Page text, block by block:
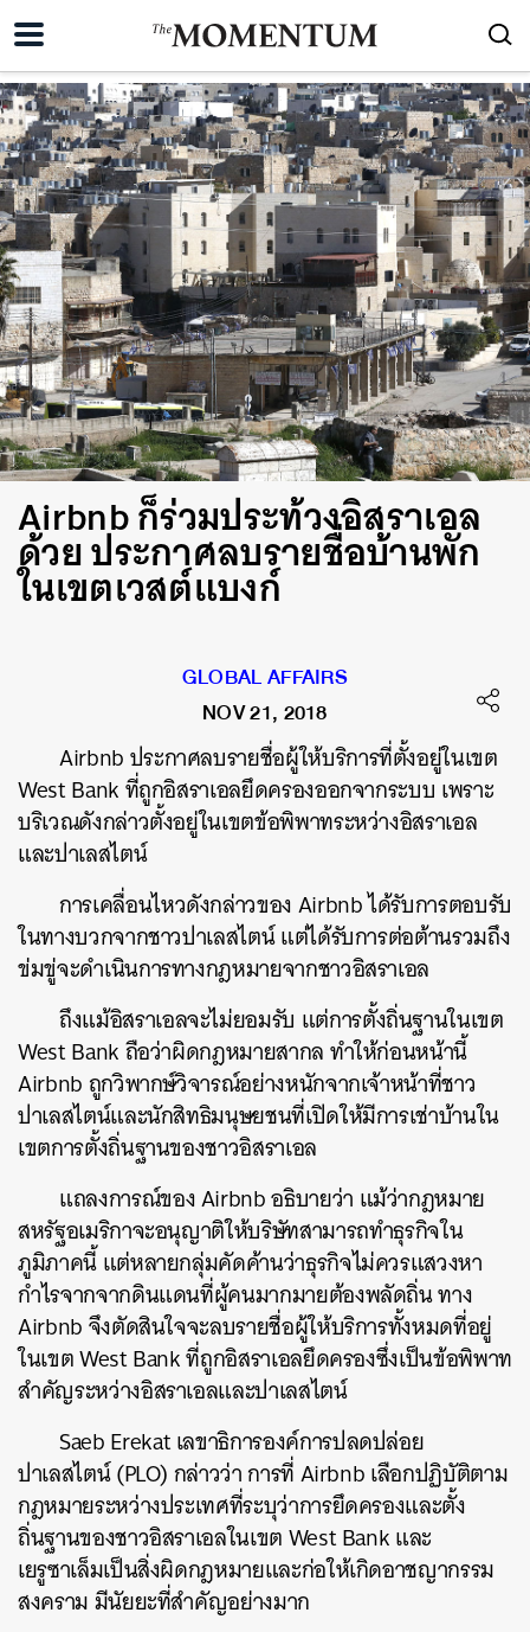
Airbnb ก็ร่วมประท้วงอิสราเอล
ด้วย ประกาศลบรายชื่อบ้านพัก
ในเขตเวสต์แบงก์
GLOBAL AFFAIRS
NOV 21, 2018
Airbnb ประกาศลบรายชื่อผู้ให้บริการที่ตั้งอยู่ในเขต
West Bank ที่ถูกอิสราเอลยึดครองออกจากระบบ เพราะ
บริเวณดังกล่าวตั้งอยู่ในเขตข้อพิพาทระหว่างอิสราเอล
และปาเลสไตน์
การเคลื่อนไหวดังกล่าวของ Airbnb ได้รับการตอบรับ
ในทางบวกจากชาวปาเลสไตน์ แต่ได้รับการต่อต้านรวมถึง
ข่มขู่จะดำเนินการทางกฎหมายจากชาวอิสราเอล
ถึงแม้อิสราเอลจะไม่ยอมรับ แต่การตั้งถิ่นฐานในเขต
West Bank ถือว่าผิดกฎหมายสากล ทำให้ก่อนหน้านี้
Airbnb ถูกวิพากษ์วิจารณ์อย่างหนักจากเจ้าหน้าที่ชาว
ปาเลสไตน์และนักสิทธิมนุษยชนที่เปิดให้มีการเช่าบ้านใน
เขตการตั้งถิ่นฐานของชาวอิสราเอล
แถลงการณ์ของ Airbnb อธิบายว่า แม้ว่ากฎหมาย
สหรัฐอเมริกาจะอนุญาติให้บริษัทสามารถทำธุรกิจใน
ภูมิภาคนี้ แต่หลายกลุ่มคัดค้านว่าธุรกิจไม่ควรแสวงหา
กำไรจากจากดินแดนที่ผู้คนมากมายต้องพลัดถิ่น ทาง
Airbnb จึงตัดสินใจจะลบรายชื่อผู้ให้บริการทั้งหมดที่อยู่
ในเขต West Bank ที่ถูกอิสราเอลยึดครองซึ่งเป็นข้อพิพาท
สำคัญระหว่างอิสราเอลและปาเลสไตน์
Saeb Erekat เลขาธิการองค์การปลดปล่อย
ปาเลสไตน์ (PLO) กล่าวว่า การที่ Airbnb เลือกปฏิบัติตาม
กฎหมายระหว่างประเทศที่ระบุว่าการยึดครองและตั้ง
ถิ่นฐานของชาวอิสราเอลในเขต West Bank และ
เยรูซาเล็มเป็นสิ่งผิดกฎหมายและก่อให้เกิดอาชญากรรม
สงคราม มีนัยยะที่สำคัญอย่างมาก